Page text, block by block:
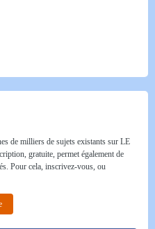
de milliers de sujets existants sur LE
gratuite, permet également de
Pour cela, inscrivez-vous, ou